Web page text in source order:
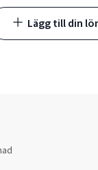
Lägg till din